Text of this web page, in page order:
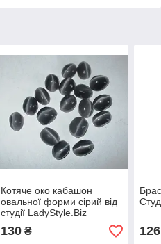
Котяче око кабашон
овальної форми сірий від
студії LadyStyle.Biz
130₴ 126